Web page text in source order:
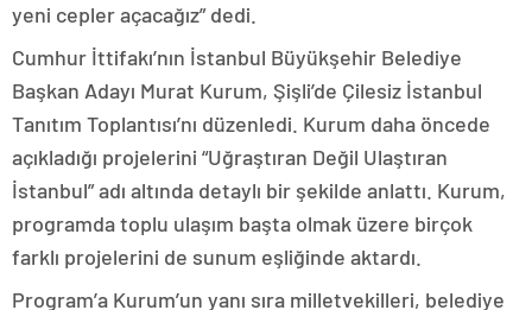
yeni cepler açacağız” dedi.
Cumhur İttifakı’nın İstanbul Büyükşehir Belediye
Başkan Adayı Murat Kurum, Şişli’de Çilesiz İstanbul
Tanıtım Toplantısı’nı düzenledi. Kurum daha öncede
açıkladığı projelerini “Uğraştıran Değil Ulaştıran
İstanbul” adı altında detaylı bir şekilde anlattı. Kurum,
programda toplu ulaşım başta olmak üzere birçok
farklı projelerini de sunum eşliğinde aktardı.
Program’a Kurum’un yanı sıra milletvekilleri, belediye